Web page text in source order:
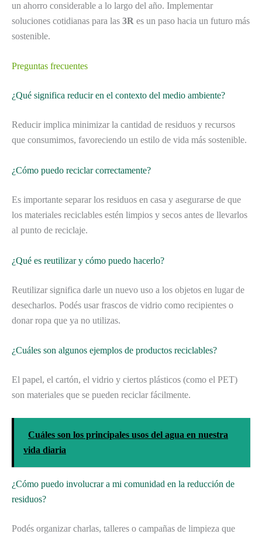
un ahorro considerable a lo largo del año. Implementar
soluciones cotidianas para las 3R es un paso hacia un futuro más
sostenible.
Preguntas frecuentes
¿Qué significa reducir en el contexto del medio ambiente?
Reducir implica minimizar la cantidad de residuos y recursos
que consumimos, favoreciendo un estilo de vida más sostenible.
¿Cómo puedo reciclar correctamente?
Es importante separar los residuos en casa y asegurarse de que
los materiales reciclables estén limpios y secos antes de llevarlos
al punto de reciclaje.
¿Qué es reutilizar y cómo puedo hacerlo?
Reutilizar significa darle un nuevo uso a los objetos en lugar de
desecharlos. Podés usar frascos de vidrio como recipientes o
donar ropa que ya no utilizas.
¿Cuáles son algunos ejemplos de productos reciclables?
El papel, el cartón, el vidrio y ciertos plásticos (como el PET)
son materiales que se pueden reciclar fácilmente.
Cuáles son los principales usos del agua en nuestra
vida diaria
¿Cómo puedo involucrar a mi comunidad en la reducción de
residuos?
Podés organizar charlas, talleres o campañas de limpieza que